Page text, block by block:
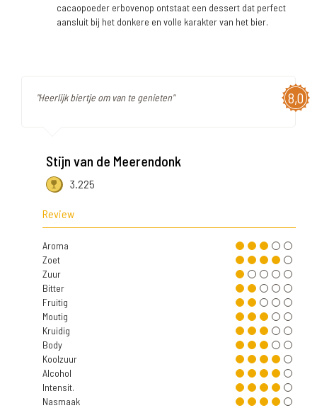
cacaopoeder erbovenop ontstaat een dessert dat perfect
aansluit bij het donkere en volle karakter van het bier.
8,0
"Heerlijk biertje om van te genieten"
Stijn van de Meerendonk
3.225
Review
Aroma
Zoet
Zuur
Bitter
Fruitig
Moutig
Kruidig
Body
Koolzuur
Alcohol
Intensit.
Nasmaak